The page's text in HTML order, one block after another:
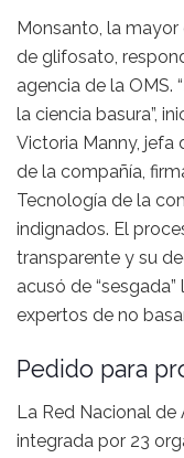
Monsanto, la
de glifosato,
agencia de la OMS.
la ciencia basura”,
Victoria Manny, jefa
de la compañía,
Tecnología de la
indignados. El
transparente y su
acusó de
expertos de no
Pedido para
La Red Nacional
integrada por 23